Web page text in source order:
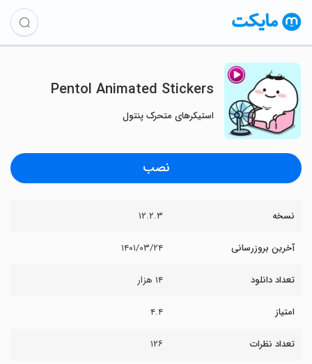
Pentol Animated Stickers
استیکرهای متحرک پنتول
نصب
نسخه ۱۲.۲.۳
آخرین بروزرسانی ۱۴۰۱/۰۳/۲۴
تعداد دانلود ۱۴ هزار
امتیاز ۴.۴
تعداد نظرات ۱۲۶